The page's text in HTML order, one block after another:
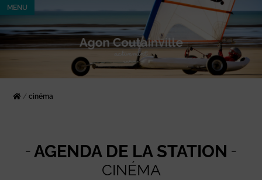
MENU
/cinéma
AGENDA DE LA STATION
CINÉMA